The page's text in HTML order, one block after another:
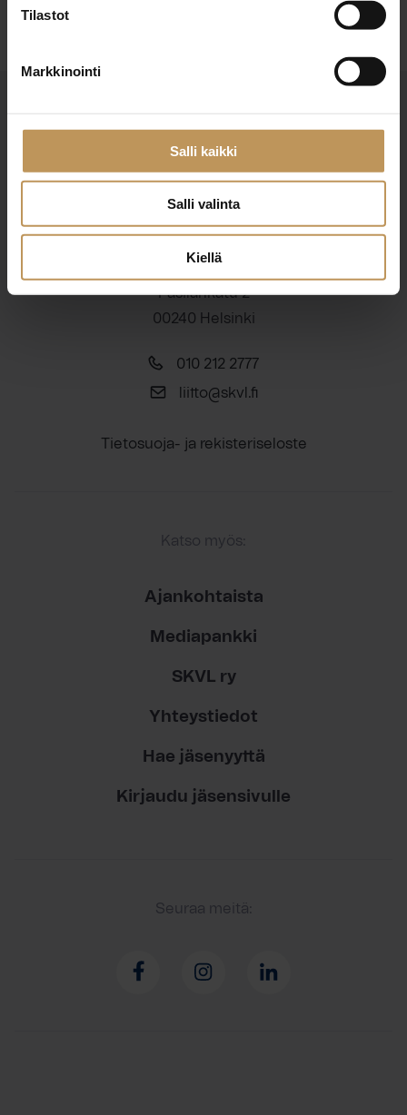
Tilastot
Markkinointi
Salli kaikki
Salli valinta
Kiellä
Suomen Kiinteistönvälittäjät ry
Finlands Fastighetsmäklare rf
Pasilankatu 2
00240 Helsinki
010 212 2777
liitto@skvl.fi
Tietosuoja- ja rekisteriseloste
Katso myös:
Ajankohtaista
Mediapankki
SKVL ry
Yhteystiedot
Hae jäsenyyttä
Kirjaudu jäsensivulle
Seuraa meitä: